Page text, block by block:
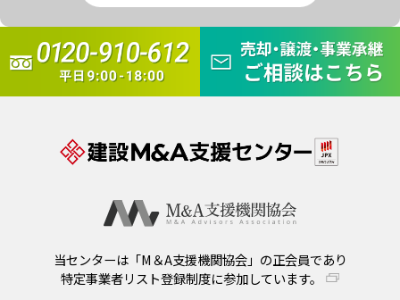
当センターは「M＆A支援機関協会」の正会員であり
特定事業者リスト登録制度に参加しています。